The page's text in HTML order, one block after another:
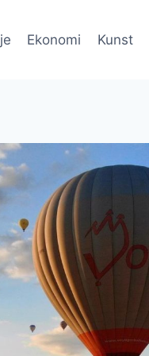
Ekonomi Kunst